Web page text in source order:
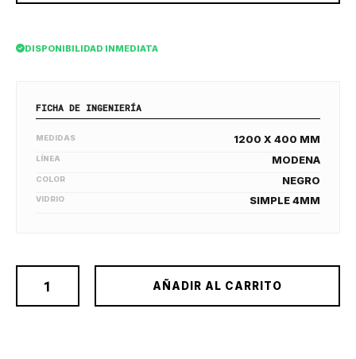
DISPONIBILIDAD INMEDIATA
FICHA DE INGENIERÍA
MEDIDAS 1200 X 400 MM
LÍNEA MODENA
COLOR NEGRO
VIDRIO SIMPLE 4MM
AÑADIR AL CARRITO